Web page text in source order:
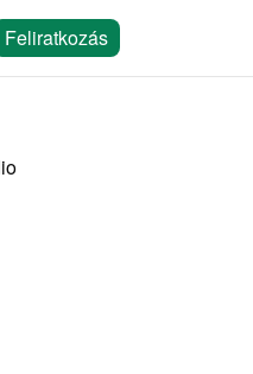
Feliratkozás